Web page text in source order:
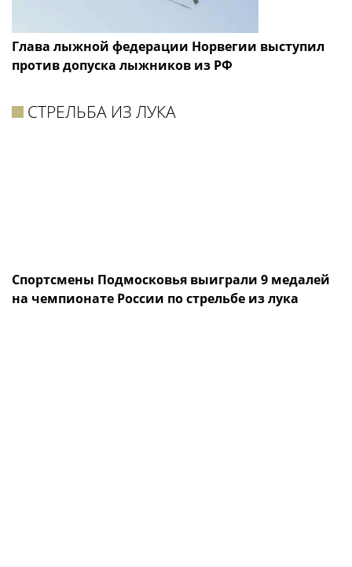
Глава лыжной федерации Норвегии выступил
против допуска лыжников из РФ
СТРЕЛЬБА ИЗ ЛУКА
Спортсмены Подмосковья выиграли 9 медалей
на чемпионате России по стрельбе из лука